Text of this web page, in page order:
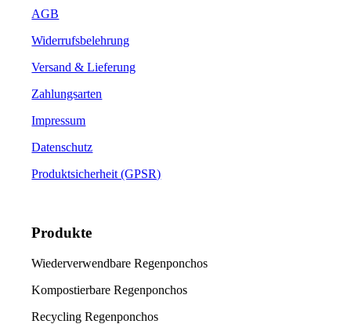
AGB
Widerrufsbelehrung
Versand & Lieferung
Zahlungsarten
Impressum
Datenschutz
Produktsicherheit (GPSR)
Produkte
Wiederverwendbare Regenponchos
Kompostierbare Regenponchos
Recycling Regenponchos